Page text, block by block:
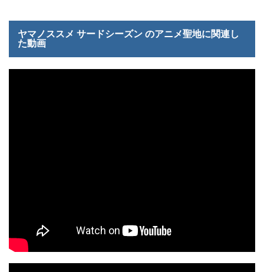
ヤマノススメ サードシーズン のアニメ聖地に関連し
た動画